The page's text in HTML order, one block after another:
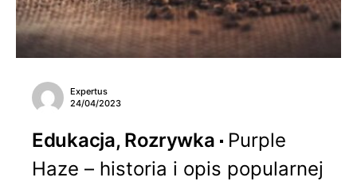
Expertus
24/04/2023
Edukacja, Rozrywka
Purple
Haze – historia i opis popularnej